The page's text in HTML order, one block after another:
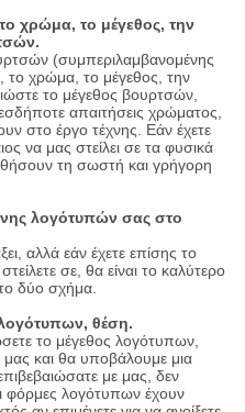
χρώμα, το μέγεθος, την
(συμπεριλαμβανομένης
το χρώμα, το μέγεθος, την
το μέγεθος βουρτσών,
απαιτήσεις χρώματος,
στο έργο τέχνης. Εάν έχετε
να μας στείλει σε τα φυσικά
τη σωστή και γρήγορη
λογότυπών σας στο
αλλά εάν έχετε επίσης το
σε, θα είναι το καλύτερο
το δύο σχήμα.
θέση.
το μέγεθος λογότυπων,
και θα υποβάλουμε μια
με μας, δεν
φόρμες λογότυπων έχουν